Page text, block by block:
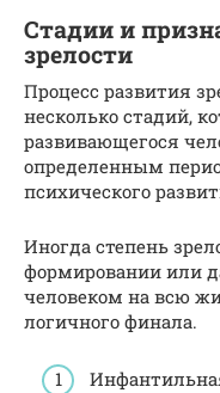
Стадии и
зрелости
Процесс развития
несколько стадий,
развивающегося
определенным
психического
Иногда степень
формировании или
человеком на всю
логичного финала.